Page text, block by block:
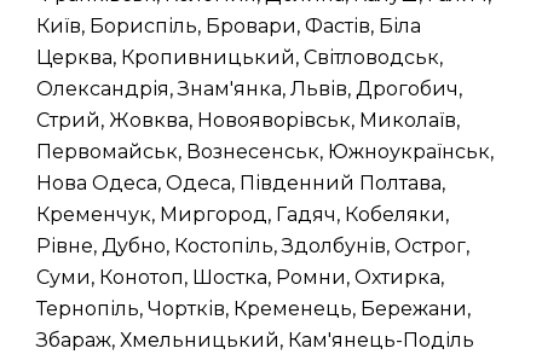
Київ, Бориспіль, Бровари, Фастів, Біла
Церква, Кропивницький, Світловодськ,
Олександрія, Знам'янка, Львів, Дрогобич,
Стрий, Жовква, Новояворівськ, Миколаїв,
Первомайськ, Вознесенськ, Южноукраїнськ,
Нова Одеса, Одеса, Південний Полтава,
Кременчук, Миргород, Гадяч, Кобеляки,
Рівне, Дубно, Костопіль, Здолбунів, Острог,
Суми, Конотоп, Шостка, Ромни, Охтирка,
Тернопіль, Чортків, Кременець, Бережани,
Збараж, Хмельницький, Кам'янець-Поділь